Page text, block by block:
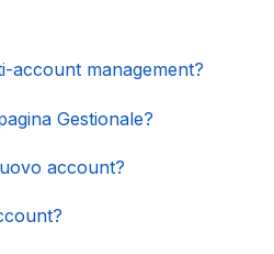
account management?
Gestionale?
account?